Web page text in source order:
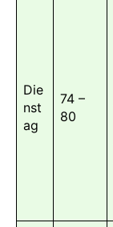
Die
nst
ag
74 –
80